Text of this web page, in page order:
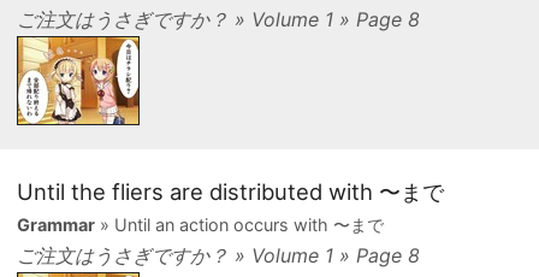
ご注文はうさぎですか？ » Volume 1 » Page 8
Until the fliers are distributed with 〜まで
Grammar» Until an action occurs with 〜まで
ご注文はうさぎですか？ » Volume 1 » Page 8